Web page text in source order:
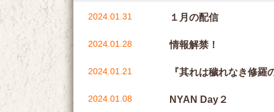
2024.01.31 １月の配信
2024.01.28 情報解禁！
2024.01.21 『其れは穢れなき修羅
2024.01.08 NYAN Day２